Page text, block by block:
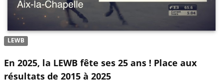
LEWB
En 2025, la LEWB fête ses 25 ans ! Place aux
résultats de 2015 à 2025